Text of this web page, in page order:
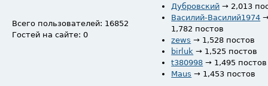
Всего пользователей: 16852
Гостей на сайте: 0
Дубровский → 2,013
Василий-Василий1974
1,782 постов
zews → 1,528 постов
birluk → 1,525 постов
t380998 → 1,495 постов
Maus → 1,453 постов